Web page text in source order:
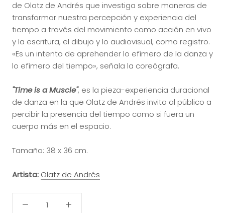
de Olatz de Andrés que investiga sobre maneras de
transformar nuestra percepción y experiencia del
tiempo a través del movimiento como acción en vivo
y la escritura, el dibujo y lo audiovisual, como registro.
«Es un intento de aprehender lo efímero de la danza y
lo efímero del tiempo», señala la coreógrafa.
"Time is a Muscle", es la pieza-experiencia duracional
de danza en la que Olatz de Andrés invita al público a
percibir la presencia del tiempo como si fuera un
cuerpo más en el espacio.
Tamaño: 38 x 36 cm.
Artista: Olatz de Andrés